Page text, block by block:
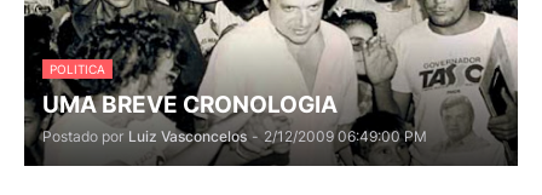
POLITICA
UMA BREVE CRONOLOGIA
Postado por Luiz Vasconcelos - 2/12/2009 06:49:00 PM